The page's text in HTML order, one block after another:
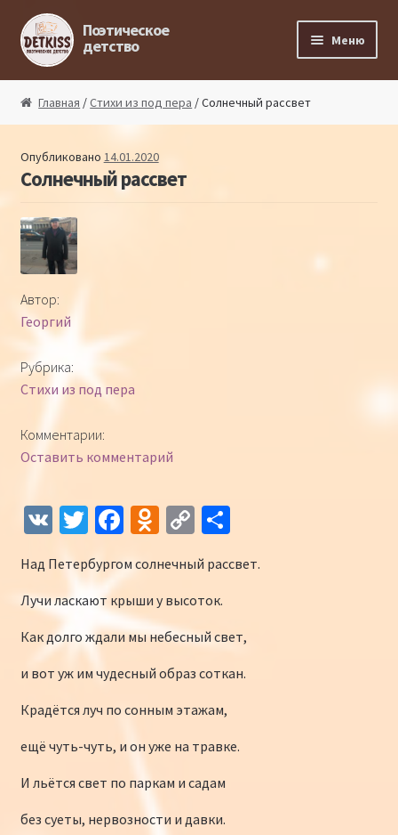
Перейти к навигации
Перейти к содержимому
Поэтическое
детство Меню
Поэтический ликбез
Поэтический блог
Детская философия
Интернет-конкурс чтецов «Созвучие 2018»
Наши участники и победители
Наши участники 2017
Страничка победителей 2017
Главная /Стихи из под пера / Солнечный рассвет
Опубликовано 14.01.2020
Солнечный рассвет
Автор:
Георгий
Рубрика:
Стихи из под пера
Комментарии:
Оставить комментарий
V T
tt
er
Fa
b
o
o
k
O
n
o
kl
as
sn
iki
C
p
y
Li
n
k
О
п
а
в
и
Над Петербургом солнечный рассвет.
Лучи ласкают крыши у высоток.
Как долго ждали мы небесный свет,
и вот уж им чудесный образ соткан.
Крадётся луч по сонным этажам,
ещё чуть-чуть, и он уже на травке.
И льётся свет по паркам и садам
без суеты, нервозности и давки.